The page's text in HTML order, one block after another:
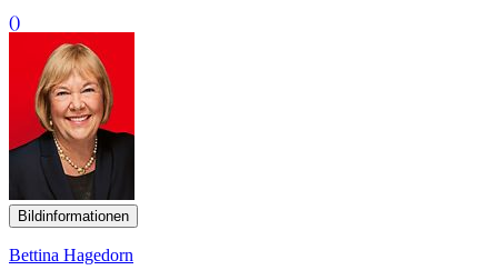
()
Bildinformationen
Bettina Hagedorn